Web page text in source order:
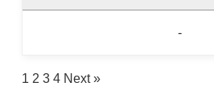
-
1 2 3 4 Next »